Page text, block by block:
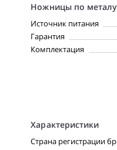
Ножницы по металу
Источник питания
Гарантия
Комплектация
Характеристики
Страна регистрации